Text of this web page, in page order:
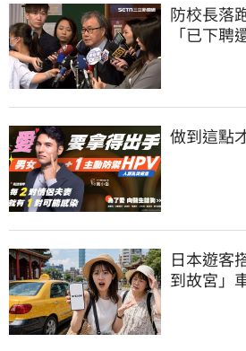
防校長落
「已下
做到這點
日本遊客
到故宮」